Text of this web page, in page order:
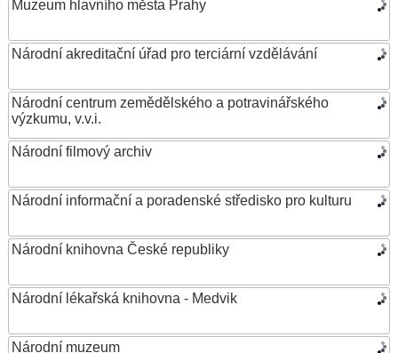
Muzeum hlavního města Prahy
Národní akreditační úřad pro terciární vzdělávání
Národní centrum zemědělského a potravinářského
výzkumu, v.v.i.
Národní filmový archiv
Národní informační a poradenské středisko pro kulturu
Národní knihovna České republiky
Národní lékařská knihovna - Medvik
Národní muzeum